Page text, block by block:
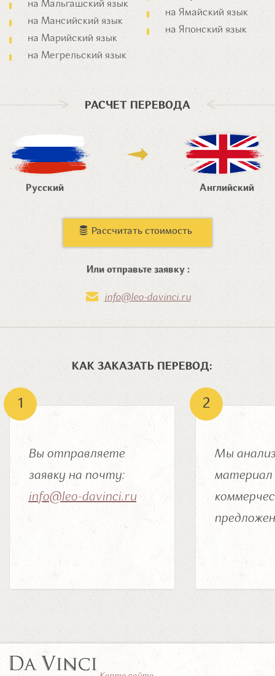
на Мальгашский язык
на Мансийский язык
на Марийский язык
на Мегрельский язык
на Ямайский язык
на Японский язык
РАСЧЕТ ПЕРЕВОДА
Русский Английский
Рассчитать стоимость
Или отправьте заявку :
info@leo-davinci.ru
КАК ЗАКАЗАТЬ ПЕРЕВОД:
Вы отправляете
заявку на почту:
info@leo-davinci.ru
Мы
материал